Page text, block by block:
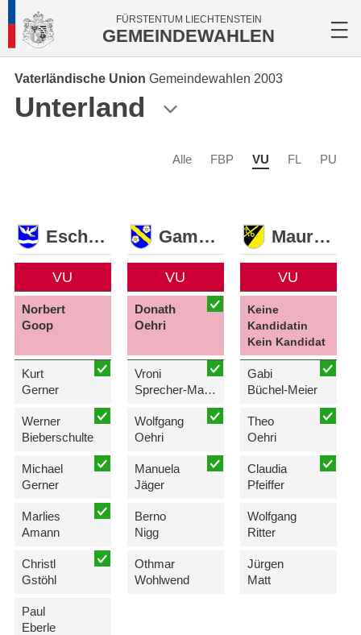
FÜRSTENTUM LIECHTENSTEIN
GEMEINDEWAHLEN
Vaterländische Union Gemeindewahlen 2003
Unterland
Alle FBP VU FL PU
Eschen
VU
Norbert
Goop
Kurt
Gerner
Werner
Bieberschulte
Michael
Gerner
Marlies
Amann
Christl
Gstöhl
Paul
Eberle
Gamprin
VU
Donath
Oehri
Vroni
Sprecher-Marxer
Wolfgang
Oehri
Manuela
Jäger
Berno
Nigg
Othmar
Wohlwend
Mauren
VU
Keine
Kandidatin
Kein Kandidat
Gabi
Büchel-Meier
Theo
Oehri
Claudia
Pfeiffer
Wolfgang
Ritter
Jürgen
Matt